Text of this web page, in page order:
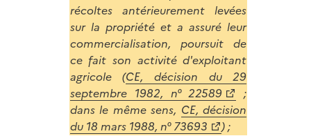
récoltes antérieurement levées
sur la propriété et a assuré leur
commercialisation, poursuit de
ce fait son activité d'exploitant
agricole (CE, décision du 29
septembre 1982, n° 22589
;
dans le même sens, CE, décision
du 18 mars 1988, n° 73693
) ;